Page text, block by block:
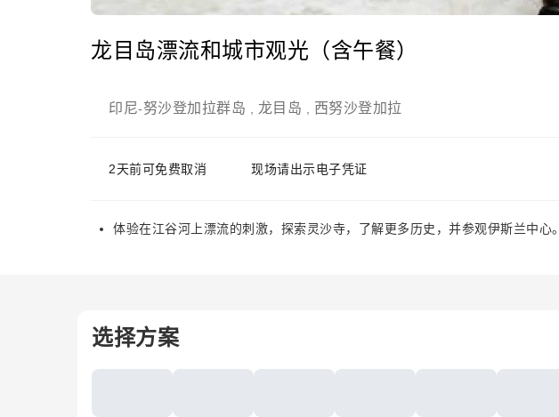
龙目岛漂流和城市观光（含午餐）
印尼-努沙登加拉群岛 龙目岛 西努沙登加拉
2天前可免费取消 现场请出示电子凭证
体验在江谷河上漂流的刺激，探索灵沙寺，了解更多历史，并参观伊斯兰中心。
选择方案